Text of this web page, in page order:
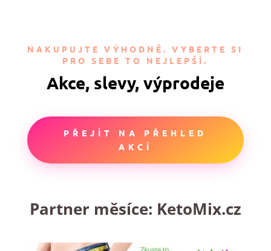
NAKUPUJTE VÝHODNĚ. VYBERTE SI
PRO SEBE TO NEJLEPŠÍ.
Akce, slevy, výprodeje
PŘEJÍT NA PŘEHLED
AKCÍ
Partner měsíce: KetoMix.cz